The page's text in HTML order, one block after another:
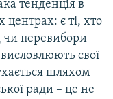
тенденція в
центрах: є ті, хто
чи перевибори
свої
шляхом
ради – це не